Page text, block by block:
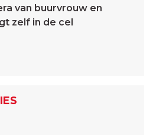
van buurvrouw en
zelf in de cel